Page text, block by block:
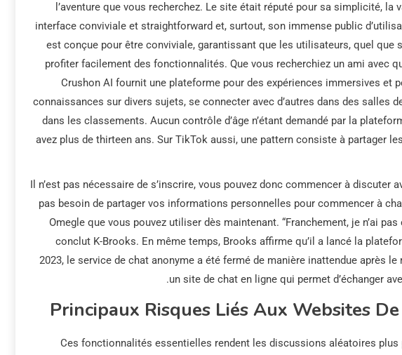
l’aventure que vous recherchez. Le site était réputé pour sa simplicité,
interface conviviale et straightforward et, surtout, son immense public
est conçue pour être conviviale, garantissant que les utilisateurs, quel que
profiter facilement des fonctionnalités. Que vous recherchiez un ami avec
Crushon AI fournit une plateforme pour des expériences immersives et
connaissances sur divers sujets, se connecter avec d’autres dans des salles
dans les classements. Aucun contrôle d’âge n’étant demandé par la
avez plus de thirteen ans. Sur TikTok aussi, une pattern consiste à partager
Il n’est pas nécessaire de s’inscrire, vous pouvez donc commencer à discuter
pas besoin de partager vos informations personnelles pour commencer à
Omegle que vous pouvez utiliser dès maintenant. “Franchement, je n’ai
conclut K-Brooks. En même temps, Brooks affirme qu’il a lancé la
2023, le service de chat anonyme a été fermé de manière inattendue après
un site de chat en ligne qui permet d’échanger
Principaux Risques Liés Aux Websites
Ces fonctionnalités essentielles rendent les discussions aléatoires